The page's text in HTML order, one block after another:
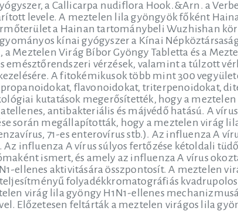
a Callicarpa nudiflora Hook.&Arn. a
levele. A meztelen lila gyöngyök főként
a Hainan tartománybeli Wuzhishan
kínai gyógyszer a Kínai
Meztelen Virág Bíbor Gyöngy Tabletta és a
emésztőrendszeri vérzések, valamint a túlzott
A fitokémikusok több mint 300
flavonoidokat, triterpenoidokat,
kutatások megerősítették, hogy a
antibakteriális és májvédő hatású. A
során megállapították, hogy a meztelen virág
71-es enterovírus stb.). Az influenza A
Az influenza A vírus súlyos fertőzése kétoldali
ismert, és amely az influenza A vírus
ellenes aktivitására összpontosít. A meztelen
folyadékkromatográfiás
virág lila gyöngy H1N1-ellenes
Előzetesen feltárták a meztelen virágos lila